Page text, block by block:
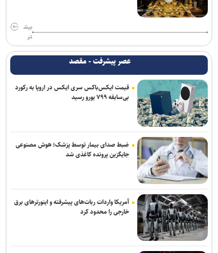
بیش
تر
عصر پیشرفت - مقصد
قیمت ایکس‌باکس سری ایکس در اروپا به رکورد
بی‌سابقه ۷۹۹ یورو رسید
ضبط صدای بیمار توسط پزشک؛ هوش مصنوعی
جایگزین پرونده کاغذی شد
آمریکا واردات ربات‌های پیشرفته و اینورترهای برق
خارجی را محدود کرد